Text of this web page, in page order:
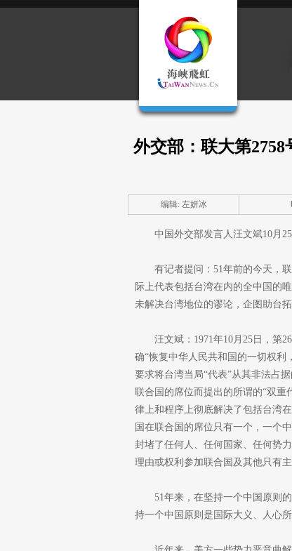
外交部：联大第
编辑: 左妍冰
中国外交部发言人汪文斌10月
有记者提问：51年前的今天，
际上代表包括台湾在内的全中国的
未解决台湾地位的谬论，企图助台
汪文斌：1971年10月25日，第
确“恢复中华人民共和国的一切权利
要求将台湾当局“代表”从其非法占
联合国的席位而提出的所谓的“双重
律上和程序上彻底解决了包括台湾
国在联合国的席位只有一个，一个
封堵了任何人、任何国家、任何势
理由或权利参加联合国及其他只有
51年来，在坚持一个中国原则
持一个中国原则是国际大义、人心